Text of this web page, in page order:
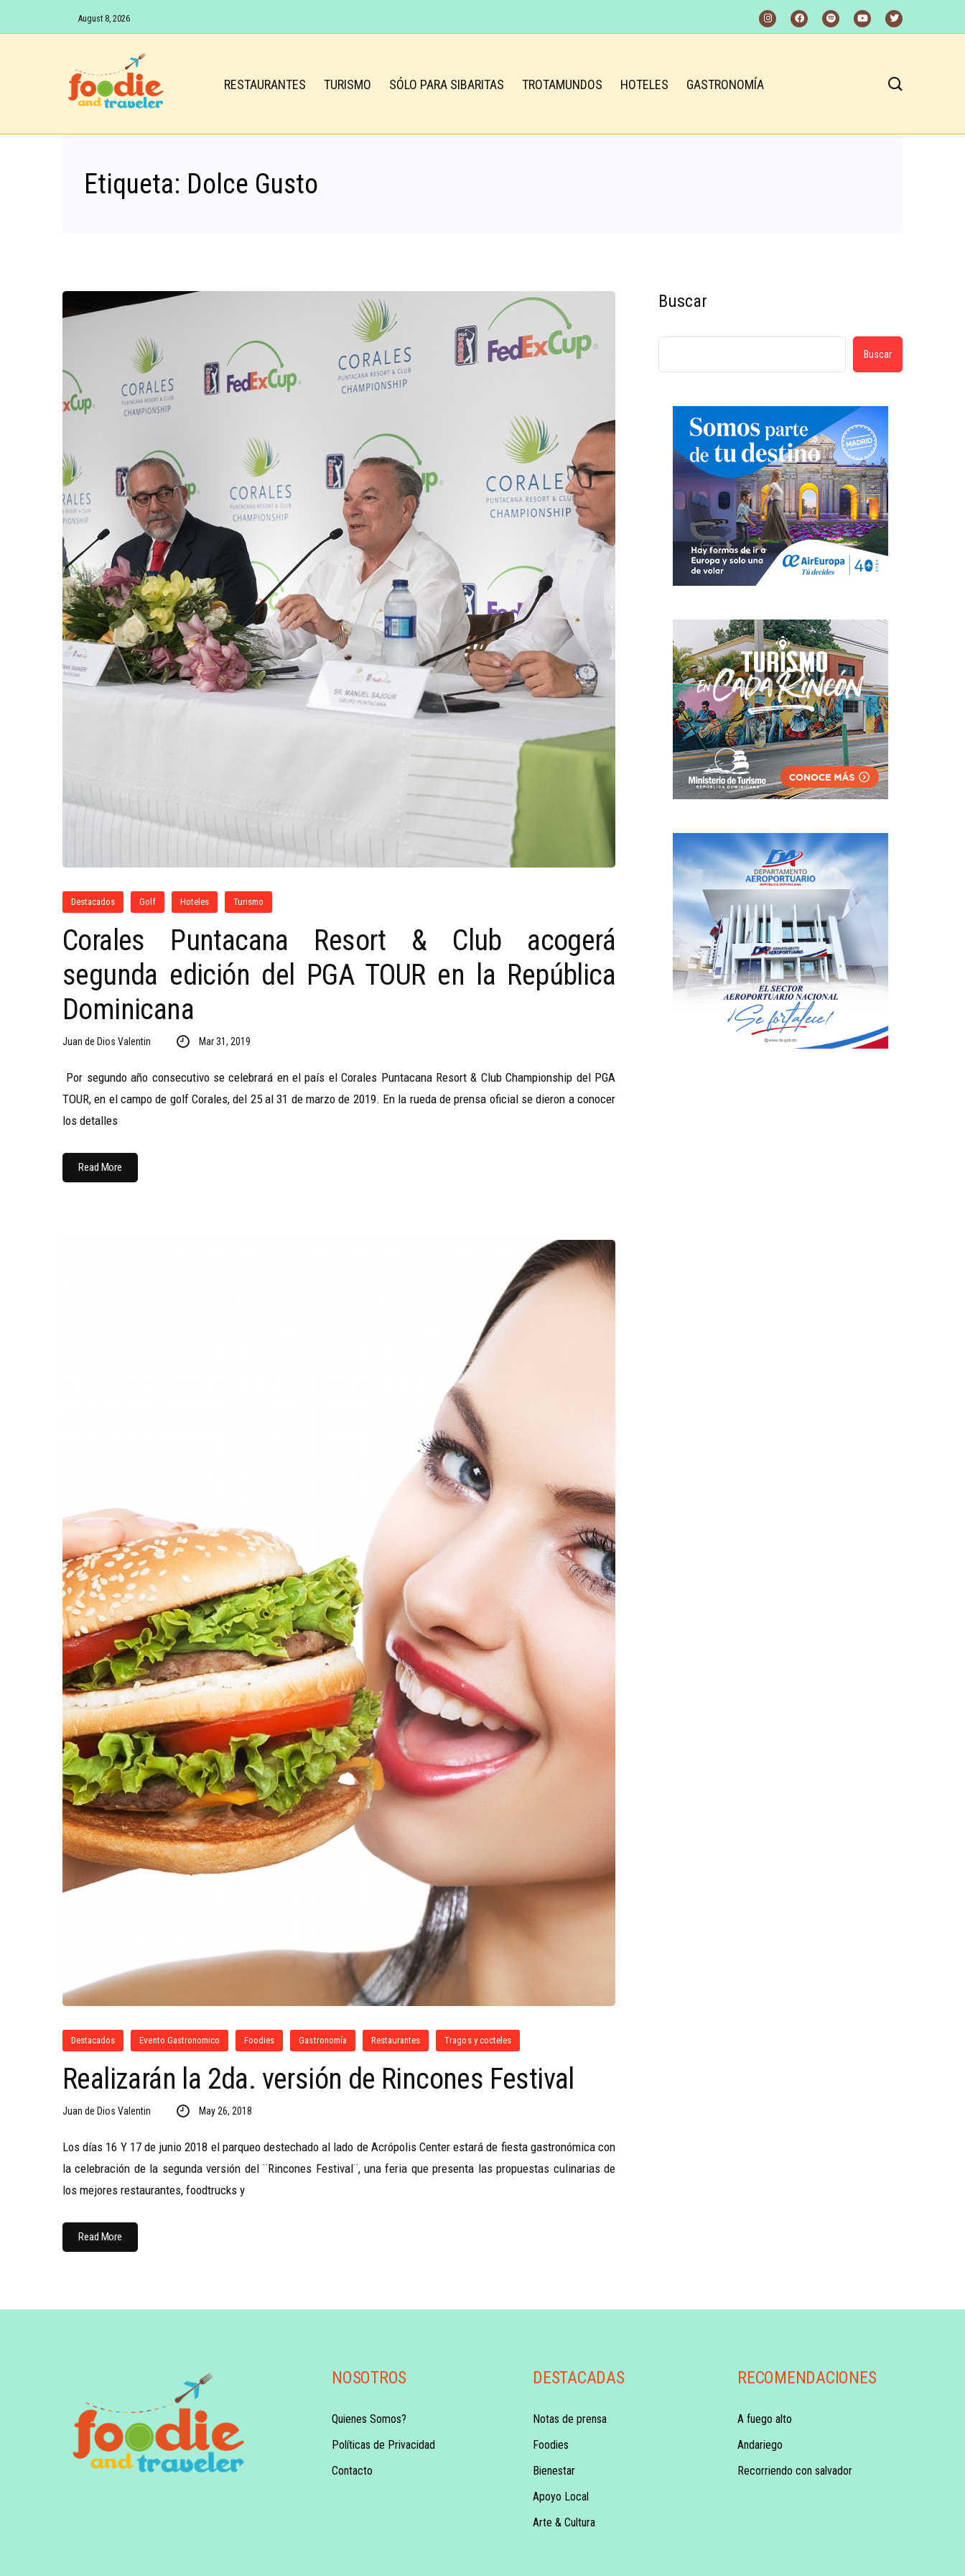
August 8, 2026
RESTAURANTES TURISMO SÓLO PARA SIBARITAS TROTAMUNDOS HOTELES GASTRONOMÍA
Etiqueta: Dolce Gusto
Destacados Golf Hoteles Turismo
Corales Puntacana Resort & Club acogerá
segunda edición del PGA TOUR en la República
Dominicana
Juan de Dios Valentin Mar 31, 2019
Por segundo año consecutivo se celebrará en el país el Corales Puntacana Resort & Club Championship del PGA
TOUR, en el campo de golf Corales, del 25 al 31 de marzo de 2019. En la rueda de prensa oficial se dieron a conocer
los detalles
Read More
Destacados Evento Gastronomico Foodies Gastronomía Restaurantes Tragos y cocteles
Realizarán la 2da. versión de Rincones Festival
Juan de Dios Valentin May 26, 2018
Los días 16 Y 17 de junio 2018 el parqueo destechado al lado de Acrópolis Center estará de fiesta gastronómica con
la celebración de la segunda versión del ¨Rincones Festival¨, una feria que presenta las propuestas culinarias de
los mejores restaurantes, foodtrucks y
Read More
Buscar
Buscar
NOSOTROS
Quienes Somos?
Políticas de Privacidad
Contacto
DESTACADAS
Notas de prensa
Foodies
Bienestar
Apoyo Local
Arte & Cultura
RECOMENDACIONES
A fuego alto
Andariego
Recorriendo con salvador